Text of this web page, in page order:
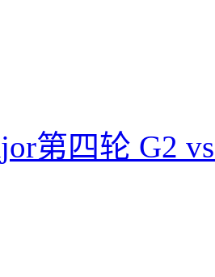
第四轮 G2